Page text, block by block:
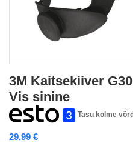
3M Kaitsekiiver
Vis sinine
Tasu kolme
29,99 €